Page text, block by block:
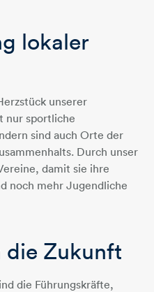
lokaler
unserer
nur sportliche
sind auch Orte der
Durch unser
damit sie ihre
noch mehr Jugendliche
die Zukunft
die Führungskräfte,